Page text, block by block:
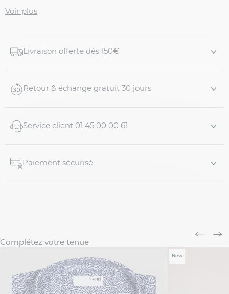
stretch
professionnel que décontracté.
Ralph Lauren
Voir plus
Livraison offerte dés 150€
Retour & échange gratuit 30 jours
Service client 01 45 00 00 61
Paiement sécurisé
Complétez votre tenue
New